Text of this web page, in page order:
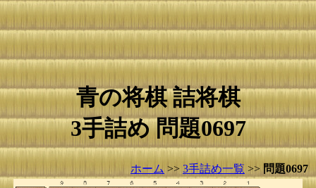
青の将棋 詰将棋
3手詰め 問題0697
ホーム >> 3手詰め一覧 >> 問題0697